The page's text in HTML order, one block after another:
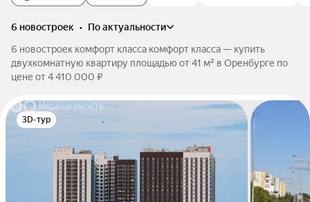
6 новостроек •
по актуальности
6 новостроек комфорт класса комфорт класса — купить
двухкомнатную квартиру площадью от 41 м² в Оренбурге по
цене от 4 410 000 ₽
3D-тур